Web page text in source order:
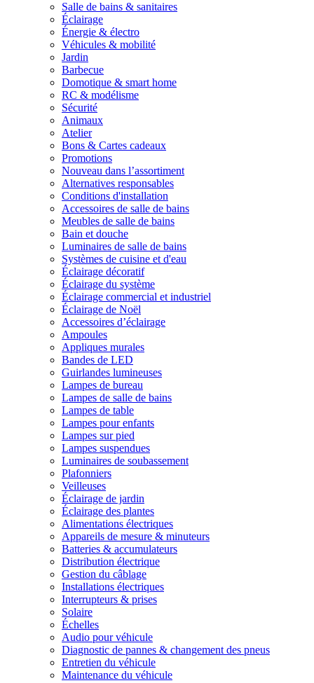
Salle de bains & sanitaires
Éclairage
Énergie & électro
Véhicules & mobilité
Jardin
Barbecue
Domotique & smart home
RC & modélisme
Sécurité
Animaux
Atelier
Bons & Cartes cadeaux
Promotions
Nouveau dans l’assortiment
Alternatives responsables
Conditions d'installation
Accessoires de salle de bains
Meubles de salle de bains
Bain et douche
Luminaires de salle de bains
Systèmes de cuisine et d'eau
Éclairage décoratif
Éclairage du système
Éclairage commercial et industriel
Éclairage de Noël
Accessoires d’éclairage
Ampoules
Appliques murales
Bandes de LED
Guirlandes lumineuses
Lampes de bureau
Lampes de salle de bains
Lampes de table
Lampes pour enfants
Lampes sur pied
Lampes suspendues
Luminaires de soubassement
Plafonniers
Veilleuses
Éclairage de jardin
Éclairage des plantes
Alimentations électriques
Appareils de mesure & minuteurs
Batteries & accumulateurs
Distribution électrique
Gestion du câblage
Installations électriques
Interrupteurs & prises
Solaire
Échelles
Audio pour véhicule
Diagnostic de pannes & changement des pneus
Entretien du véhicule
Maintenance du véhicule